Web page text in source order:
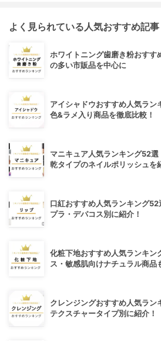
よく見られている人気おすすめ記事
ホワイトニング歯磨き粉おすす
の多い市販品を中心に
アイシャドウおすすめ人気ラ
色&ラメ入り商品を徹底比較！
マニキュア人気ランキング52
乾タイプのネイルポリッシュを
口紅おすすめ人気ランキング
プラ・デパコス別に紹介！
化粧下地おすすめ人気ランキン
ス・敏感肌向けナチュラル商品
クレンジングおすすめ人気ラン
テクスチャータイプ別に紹介！